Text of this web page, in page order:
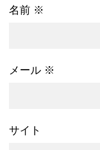
名前 ※
メール ※
サイト